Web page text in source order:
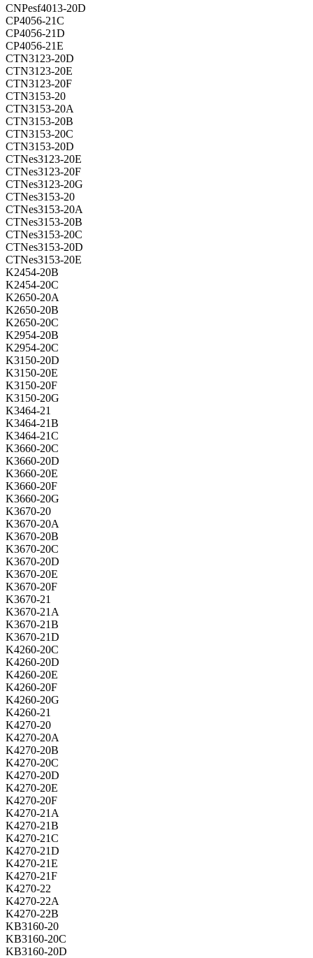
CNPesf4013-20D
CP4056-21C
CP4056-21D
CP4056-21E
CTN3123-20D
CTN3123-20E
CTN3123-20F
CTN3153-20
CTN3153-20A
CTN3153-20B
CTN3153-20C
CTN3153-20D
CTNes3123-20E
CTNes3123-20F
CTNes3123-20G
CTNes3153-20
CTNes3153-20A
CTNes3153-20B
CTNes3153-20C
CTNes3153-20D
CTNes3153-20E
K2454-20B
K2454-20C
K2650-20A
K2650-20B
K2650-20C
K2954-20B
K2954-20C
K3150-20D
K3150-20E
K3150-20F
K3150-20G
K3464-21
K3464-21B
K3464-21C
K3660-20C
K3660-20D
K3660-20E
K3660-20F
K3660-20G
K3670-20
K3670-20A
K3670-20B
K3670-20C
K3670-20D
K3670-20E
K3670-20F
K3670-21
K3670-21A
K3670-21B
K3670-21D
K4260-20C
K4260-20D
K4260-20E
K4260-20F
K4260-20G
K4260-21
K4270-20
K4270-20A
K4270-20B
K4270-20C
K4270-20D
K4270-20E
K4270-20F
K4270-21A
K4270-21B
K4270-21C
K4270-21D
K4270-21E
K4270-21F
K4270-22
K4270-22A
K4270-22B
KB3160-20
KB3160-20C
KB3160-20D